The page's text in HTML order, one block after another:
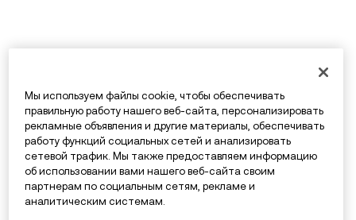
Мы используем файлы cookie, чтобы обеспечивать
правильную работу нашего веб-сайта, персонализировать
рекламные объявления и другие материалы, обеспечивать
работу функций социальных сетей и анализировать
сетевой трафик. Мы также предоставляем информацию
об использовании вами нашего веб-сайта своим
партнерам по социальным сетям, рекламе и
аналитическим системам.